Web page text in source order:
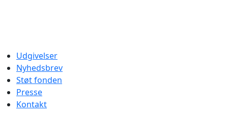
Udgivelser
Nyhedsbrev
Støt fonden
Presse
Kontakt